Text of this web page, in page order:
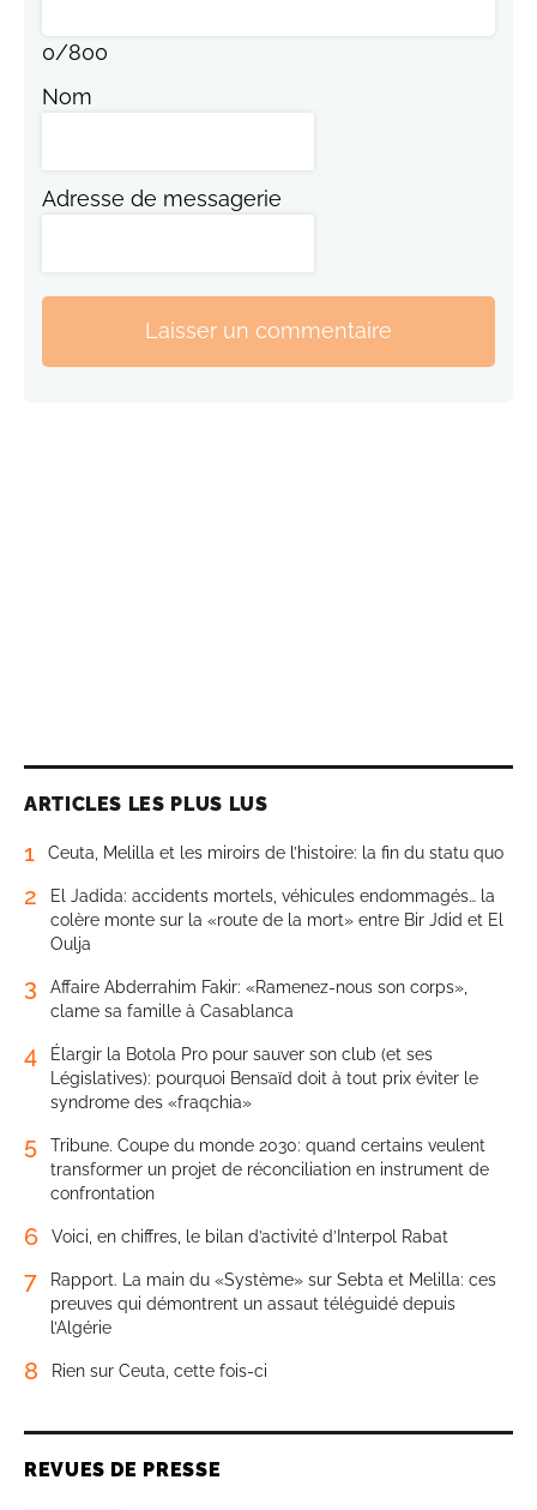
0/800
Nom
Adresse de messagerie
Laisser un commentaire
ARTICLES LES PLUS LUS
1 Ceuta, Melilla et les miroirs de l’histoire: la fin du statu quo
2
El Jadida: accidents mortels, véhicules endommagés… la
colère monte sur la «route de la mort» entre Bir Jdid et El
Oulja
3
Affaire Abderrahim Fakir: «Ramenez-nous son corps»,
clame sa famille à Casablanca
4
Élargir la Botola Pro pour sauver son club (et ses
Législatives): pourquoi Bensaïd doit à tout prix éviter le
syndrome des «fraqchia»
5
Tribune. Coupe du monde 2030: quand certains veulent
transformer un projet de réconciliation en instrument de
confrontation
6 Voici, en chiffres, le bilan d’activité d’Interpol Rabat
7
Rapport. La main du «Système» sur Sebta et Melilla: ces
preuves qui démontrent un assaut téléguidé depuis
l’Algérie
8 Rien sur Ceuta, cette fois-ci
REVUES DE PRESSE